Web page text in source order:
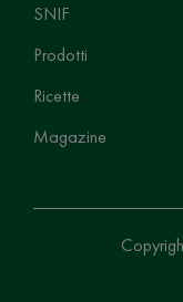
SNIF
Prodotti
Ricette
Magazine